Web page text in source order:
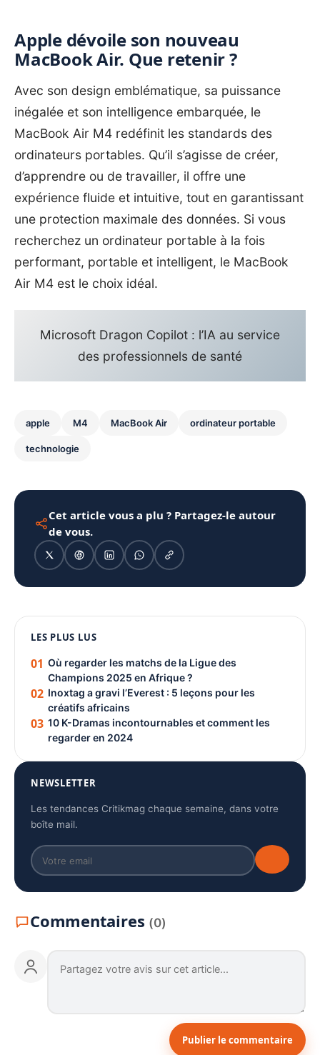
Apple dévoile son nouveau
MacBook Air. Que retenir ?
Avec son design emblématique, sa puissance
inégalée et son intelligence embarquée, le
MacBook Air M4 redéfinit les standards des
ordinateurs portables. Qu’il s’agisse de créer,
d’apprendre ou de travailler, il offre une
expérience fluide et intuitive, tout en garantissant
une protection maximale des données. Si vous
recherchez un ordinateur portable à la fois
performant, portable et intelligent, le MacBook
Air M4 est le choix idéal.
Microsoft Dragon Copilot : l’IA au service
des professionnels de santé
apple M4 MacBook Air ordinateur portable
technologie
Cet article vous a plu ? Partagez-le autour
de vous.
PUBLICITÉ
LES PLUS LUS
01 Où regarder les matchs de la Ligue des
Champions 2025 en Afrique ?
02 Inoxtag a gravi l’Everest : 5 leçons pour les
créatifs africains
03 10 K-Dramas incontournables et comment les
regarder en 2024
NEWSLETTER
Les tendances Critikmag chaque semaine, dans votre
boîte mail.
Commentaires (0)
Publier le commentaire